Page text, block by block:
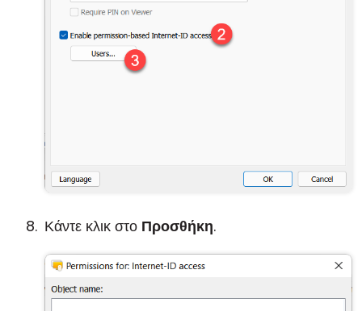
Κάντε κλικ στο Προσθήκη.